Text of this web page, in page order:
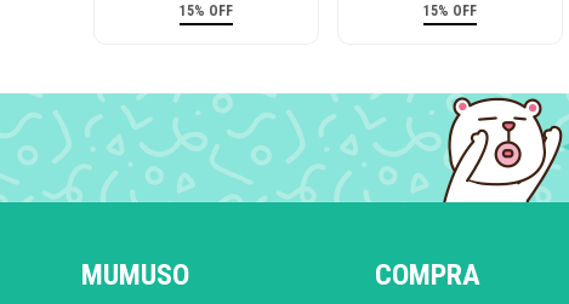
15% OFF 15% OFF
MUMUSO COMPRA